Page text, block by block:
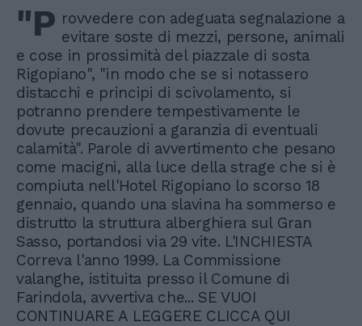
"P rovvedere con adeguata segnalazione a
evitare soste di mezzi, persone, animali
e cose in prossimità del piazzale di sosta
Rigopiano", "in modo che se si notassero
distacchi e principi di scivolamento, si
potranno prendere tempestivamente le
dovute precauzioni a garanzia di eventuali
calamità". Parole di avvertimento che pesano
come macigni, alla luce della strage che si è
compiuta nell'Hotel Rigopiano lo scorso 18
gennaio, quando una slavina ha sommerso e
distrutto la struttura alberghiera sul Gran
Sasso, portandosi via 29 vite. L'INCHIESTA
Correva l'anno 1999. La Commissione
valanghe, istituita presso il Comune di
Farindola, avvertiva che... SE VUOI
CONTINUARE A LEGGERE CLICCA QUI